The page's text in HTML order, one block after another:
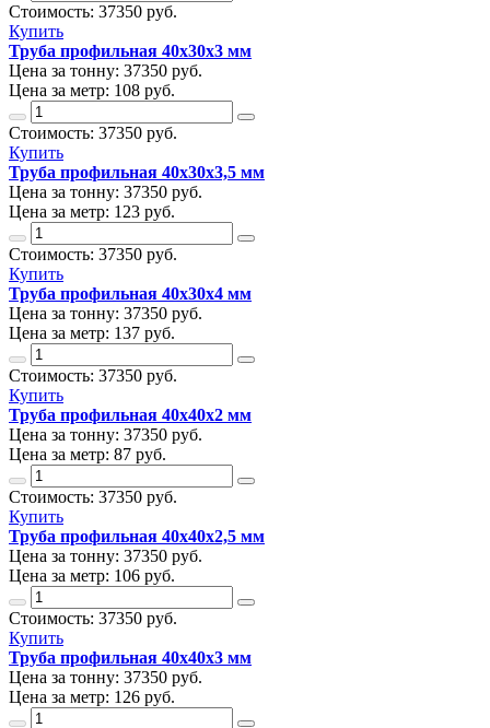
Стоимость: 37350 руб.
Купить
Труба профильная 40х30х3 мм
Цена за тонну: 37350 руб.
Цена за метр: 108 руб.
Стоимость: 37350 руб.
Купить
Труба профильная 40х30х3,5 мм
Цена за тонну: 37350 руб.
Цена за метр: 123 руб.
Стоимость: 37350 руб.
Купить
Труба профильная 40х30х4 мм
Цена за тонну: 37350 руб.
Цена за метр: 137 руб.
Стоимость: 37350 руб.
Купить
Труба профильная 40х40х2 мм
Цена за тонну: 37350 руб.
Цена за метр: 87 руб.
Стоимость: 37350 руб.
Купить
Труба профильная 40х40х2,5 мм
Цена за тонну: 37350 руб.
Цена за метр: 106 руб.
Стоимость: 37350 руб.
Купить
Труба профильная 40х40х3 мм
Цена за тонну: 37350 руб.
Цена за метр: 126 руб.